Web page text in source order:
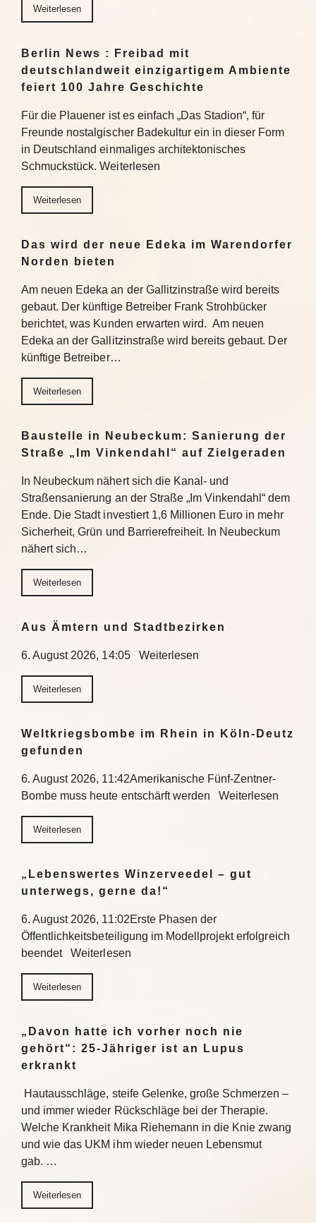
Weiterlesen
Berlin News : Freibad mit
deutschlandweit einzigartigem Ambiente
feiert 100 Jahre Geschichte
Für die Plauener ist es einfach „Das Stadion“, für
Freunde nostalgischer Badekultur ein in dieser Form
in Deutschland einmaliges architektonisches
Schmuckstück. Weiterlesen
Weiterlesen
Das wird der neue Edeka im Warendorfer
Norden bieten
Am neuen Edeka an der Gallitzinstraße wird bereits
gebaut. Der künftige Betreiber Frank Strohbücker
berichtet, was Kunden erwarten wird. Am neuen
Edeka an der Gallitzinstraße wird bereits gebaut. Der
künftige Betreiber…
Weiterlesen
Baustelle in Neubeckum: Sanierung der
Straße „Im Vinkendahl“ auf Zielgeraden
In Neubeckum nähert sich die Kanal- und
Straßensanierung an der Straße „Im Vinkendahl“ dem
Ende. Die Stadt investiert 1,6 Millionen Euro in mehr
Sicherheit, Grün und Barrierefreiheit. In Neubeckum
nähert sich…
Weiterlesen
Aus Ämtern und Stadtbezirken
6. August 2026, 14:05 Weiterlesen
Weiterlesen
Weltkriegsbombe im Rhein in Köln-Deutz
gefunden
6. August 2026, 11:42Amerikanische Fünf-Zentner-
Bombe muss heute entschärft werden Weiterlesen
Weiterlesen
„Lebenswertes Winzerveedel – gut
unterwegs, gerne da!“
6. August 2026, 11:02Erste Phasen der
Öffentlichkeitsbeteiligung im Modellprojekt erfolgreich
beendet Weiterlesen
Weiterlesen
„Davon hatte ich vorher noch nie
gehört“: 25-Jähriger ist an Lupus
erkrankt
Hautausschläge, steife Gelenke, große Schmerzen –
und immer wieder Rückschläge bei der Therapie.
Welche Krankheit Mika Riehemann in die Knie zwang
und wie das UKM ihm wieder neuen Lebensmut
gab. …
Weiterlesen